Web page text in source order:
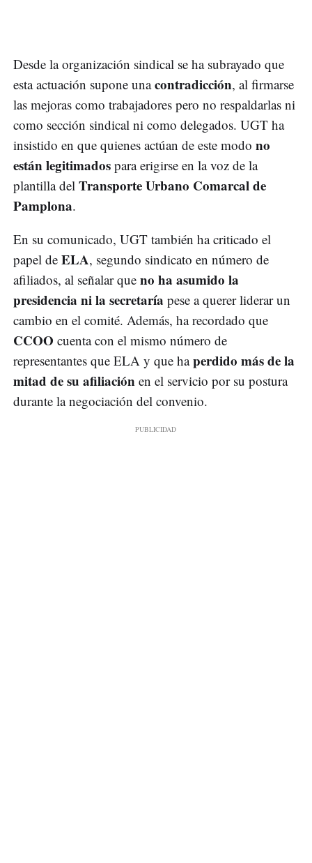
Desde la organización sindical se ha subrayado que
esta actuación supone unacontradicción, al firmarse
las mejoras como trabajadores pero no respaldarlas ni
como sección sindical ni como delegados. UGT ha
insistido en que quienes actúan de este modo no
están legitimados para erigirse en la voz de la
plantilla del Transporte Urbano Comarcal de
Pamplona.
En su comunicado, UGT también ha criticado el
papel de ELA, segundo sindicato en número de
afiliados, al señalar que no ha asumido la
presidencia ni la secretaría pese a querer liderar un
cambio en el comité. Además, ha recordado que
CCOO cuenta con el mismo número de
representantes que ELA y que haperdido más de la
mitad de su afiliación en el servicio por su postura
durante la negociación del convenio.